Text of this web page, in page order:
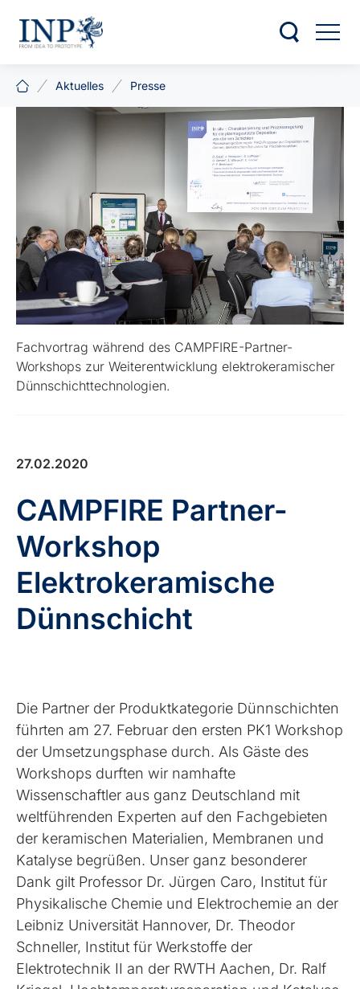
Aktuelles Presse
Fachvortrag während des CAMPFIRE-Partner-
Workshops zur Weiterentwicklung elektrokeramischer
Dünnschichttechnologien.
27.02.2020
CAMPFIRE Partner-
Workshop
Elektrokeramische
Dünnschicht
Die Partner der Produktkategorie Dünnschichten
führten am 27. Februar den ersten PK1 Workshop
der Umsetzungsphase durch. Als Gäste des
Workshops durften wir namhafte
Wissenschaftler aus ganz Deutschland mit
weltführenden Experten auf den Fachgebieten
der keramischen Materialien, Membranen und
Katalyse begrüßen. Unser ganz besonderer
Dank gilt Professor Dr. Jürgen Caro, Institut für
Physikalische Chemie und Elektrochemie an der
Leibniz Universität Hannover, Dr. Theodor
Schneller, Institut für Werkstoffe der
Elektrotechnik II an der RWTH Aachen, Dr. Ralf